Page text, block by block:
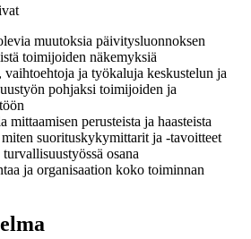
muutoksia päivitysluonnoksen
toimijoiden näkemyksiä
vaihtoehtoja ja työkaluja keskustelun ja
pohjaksi toimijoiden ja
mittaamisen perusteista ja haasteista
suorituskykymittarit ja -tavoitteet
osana
ja organisaation koko toiminnan